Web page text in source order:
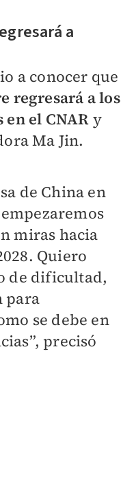
a
a conocer que
regresará a los
el CNAR y
Ma Jin.
de China en
miras hacia
Quiero
de dificultad,
para
se debe en
precisó